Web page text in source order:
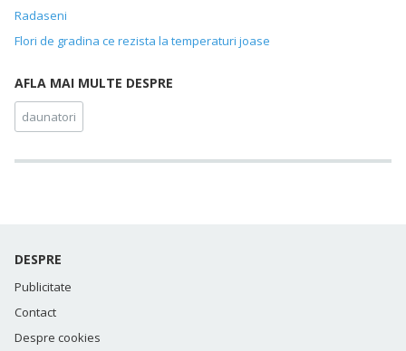
Radaseni
Flori de gradina ce rezista la temperaturi joase
AFLA MAI MULTE DESPRE
daunatori
DESPRE
Publicitate
Contact
Despre cookies